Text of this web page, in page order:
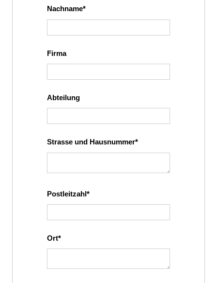
Nachname
Firma
Abteilung
Strasse und Hausnummer
Postleitzahl
Ort